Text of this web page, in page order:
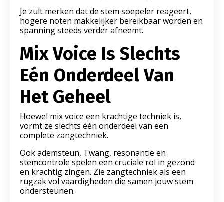
Je zult merken dat de stem soepeler reageert,
hogere noten makkelijker bereikbaar worden en
spanning steeds verder afneemt.
Mix Voice Is Slechts
Eén Onderdeel Van
Het Geheel
Hoewel mix voice een krachtige techniek is,
vormt ze slechts één onderdeel van een
complete zangtechniek.
Ook ademsteun, Twang, resonantie en
stemcontrole spelen een cruciale rol in gezond
en krachtig zingen. Zie zangtechniek als een
rugzak vol vaardigheden die samen jouw stem
ondersteunen.